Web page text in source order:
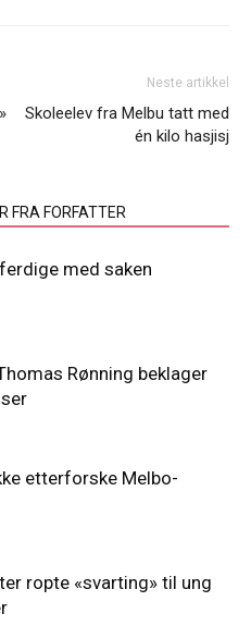
Neste artikkel
Skoleelev fra Melbu tatt med
én kilo hasjisj
FRA FORFATTER
med saken
Rønning beklager
etterforske Melbo-
ropte «svarting» til ung